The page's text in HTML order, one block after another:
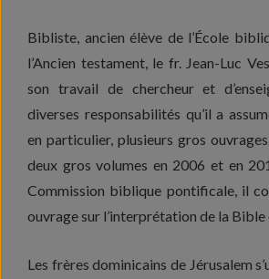
Bibliste, ancien élève de l’École
l’Ancien testament, le fr. Jean-Luc
son travail de chercheur et
diverses responsabilités qu’il a
en particulier, plusieurs gros
deux gros volumes en 2006 et en
Commission biblique pontificale, il
ouvrage sur l’interprétation de la Bible
Les frères dominicains de Jérusalem